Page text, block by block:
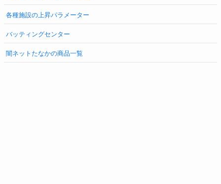
各種施設の上昇パラメーター
バッティングセンター
闇ネットたなかの商品一覧